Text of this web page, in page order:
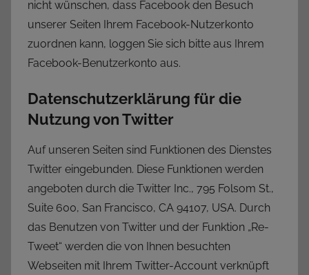
nicht wünschen, dass Facebook den Besuch
unserer Seiten Ihrem Facebook-Nutzerkonto
zuordnen kann, loggen Sie sich bitte aus Ihrem
Facebook-Benutzerkonto aus.
Datenschutzerklärung für die
Nutzung von Twitter
Auf unseren Seiten sind Funktionen des Dienstes
Twitter eingebunden. Diese Funktionen werden
angeboten durch die Twitter Inc., 795 Folsom St.,
Suite 600, San Francisco, CA 94107, USA. Durch
das Benutzen von Twitter und der Funktion „Re-
Tweet“ werden die von Ihnen besuchten
Webseiten mit Ihrem Twitter-Account verknüpft